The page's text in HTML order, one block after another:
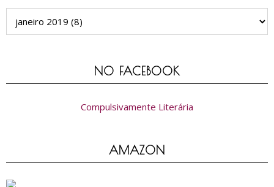
NO FACEBOOK
Compulsivamente Literária
AMAZON